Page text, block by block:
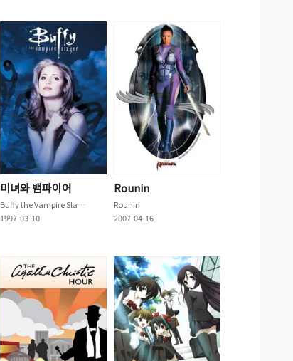
미녀와 뱀파이어
Buffy the Vampire Slayer
1997-03-10
Rounin
Rounin
2007-04-16